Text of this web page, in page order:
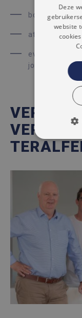
bodemattest
attest over
eventuele
jouw
Deze
website
Strikt